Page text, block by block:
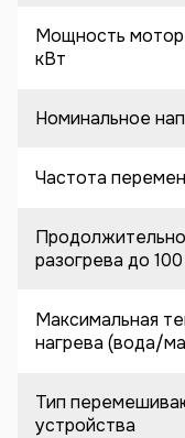
Мощность
кВт
Номинальное
Частота
разогрева до
Максимальная
нагрева (вода/
Тип
устройства